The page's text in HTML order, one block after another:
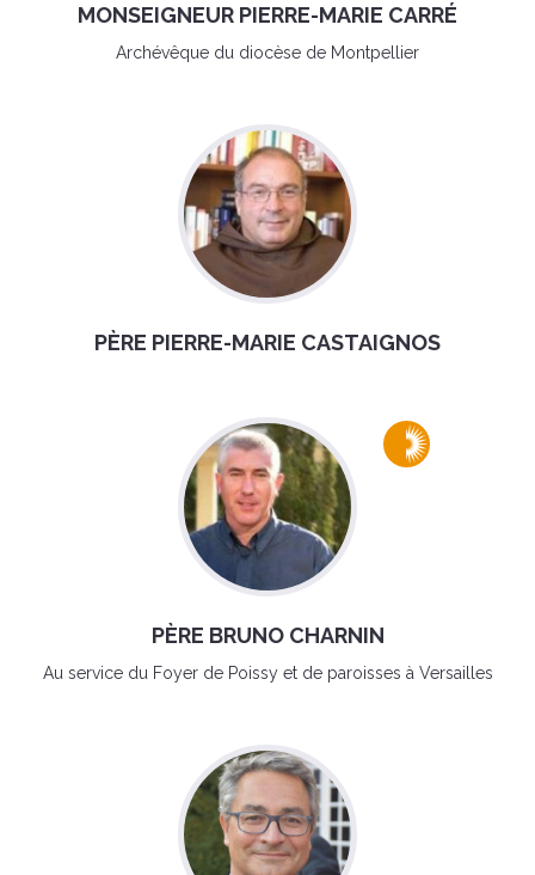
MONSEIGNEUR PIERRE-MARIE CARRÉ
Archévêque du diocèse de Montpellier
PÈRE PIERRE-MARIE CASTAIGNOS
PÈRE BRUNO CHARNIN
Au service du Foyer de Poissy et de paroisses à Versailles